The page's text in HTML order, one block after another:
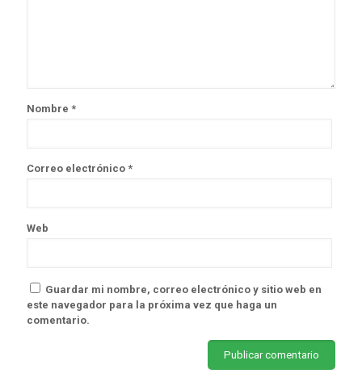
Nombre *
Correo electrónico *
Web
Guardar mi nombre, correo electrónico y sitio web en
este navegador para la próxima vez que haga un
comentario.